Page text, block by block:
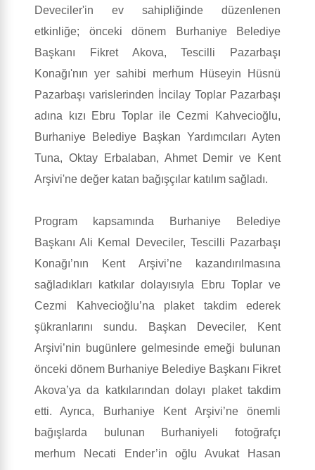
Deveciler'in ev sahipliğinde düzenlenen
etkinliğe; önceki dönem Burhaniye Belediye
Başkanı Fikret Akova, Tescilli Pazarbaşı
Konağı'nın yer sahibi merhum Hüseyin Hüsnü
Pazarbaşı varislerinden İncilay Toplar Pazarbaşı
adına kızı Ebru Toplar ile Cezmi Kahvecioğlu,
Burhaniye Belediye Başkan Yardımcıları Ayten
Tuna, Oktay Erbalaban, Ahmet Demir ve Kent
Arşivi'ne değer katan bağışçılar katılım sağladı.
Program kapsamında Burhaniye Belediye
Başkanı Ali Kemal Deveciler, Tescilli Pazarbaşı
Konağı’nın Kent Arşivi’ne kazandırılmasına
sağladıkları katkılar dolayısıyla Ebru Toplar ve
Cezmi Kahvecioğlu’na plaket takdim ederek
şükranlarını sundu. Başkan Deveciler, Kent
Arşivi’nin bugünlere gelmesinde emeği bulunan
önceki dönem Burhaniye Belediye Başkanı Fikret
Akova’ya da katkılarından dolayı plaket takdim
etti. Ayrıca, Burhaniye Kent Arşivi’ne önemli
bağışlarda bulunan Burhaniyeli fotoğrafçı
merhum Necati Ender’in oğlu Avukat Hasan